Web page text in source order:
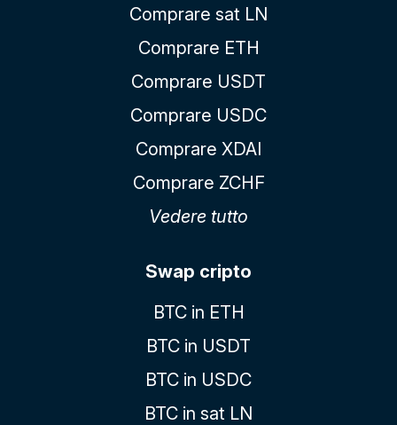
Comprare sat LN
Comprare ETH
Comprare USDT
Comprare USDC
Comprare XDAI
Comprare ZCHF
Vedere tutto
Swap cripto
BTC in ETH
BTC in USDT
BTC in USDC
BTC in sat LN